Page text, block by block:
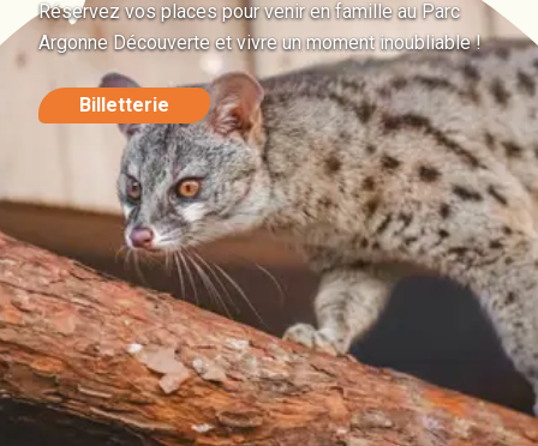
Réservez vos places pour venir en famille au Parc
Argonne Découverte et vivre un moment inoubliable !
Billetterie